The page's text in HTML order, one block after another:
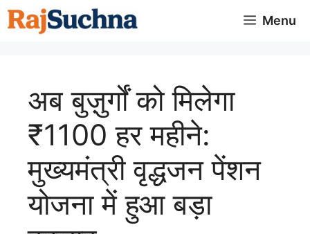
Skip
to
Menu
अब बुज़ुर्गों को मिलेगा
₹1100 हर महीने:
मुख्यमंत्री वृद्धजन पेंशन
योजना में हुआ बड़ा